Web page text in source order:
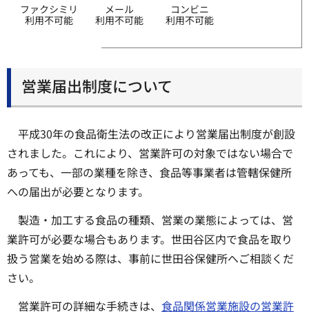
ファクシミリ
利用不可能
メール
利用不可能
コンビニ
利用不可能
営業届出制度について
平成30年の食品衛生法の改正により営業届出制度が創設
されました。これにより、営業許可の対象ではない場合で
あっても、一部の業種を除き、食品等事業者は管轄保健所
への届出が必要となります。
製造・加工する食品の種類、営業の業態によっては、営
業許可が必要な場合もあります。世田谷区内で食品を取り
扱う営業を始める際は、事前に世田谷保健所へご相談くだ
さい。
営業許可の詳細な手続きは、 食品関係営業施設の営業許